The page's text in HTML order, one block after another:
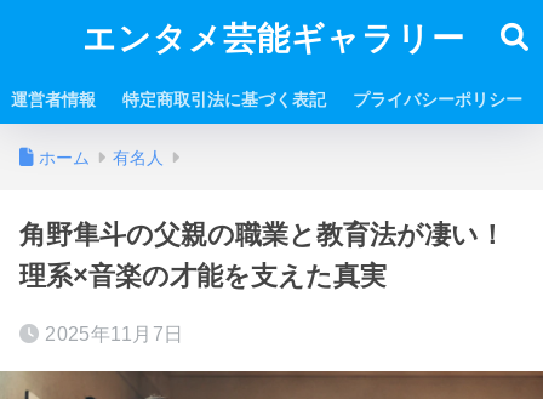
エンタメ芸能ギャラリー
運営者情報 特定商取引法に基づく表記 プライバシーポリシー
ホーム 有名人
角野隼斗の父親の職業と教育法が凄い！
理系×音楽の才能を支えた真実
2025年11月7日